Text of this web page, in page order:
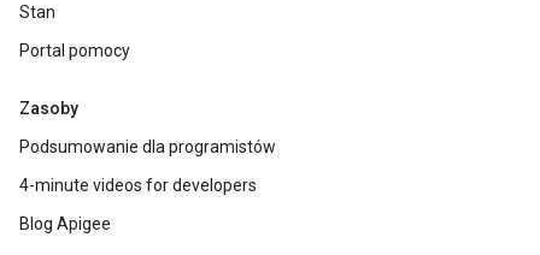
Stan
Portal pomocy
Zasoby
Podsumowanie dla programistów
4-minute videos for developers
Blog Apigee